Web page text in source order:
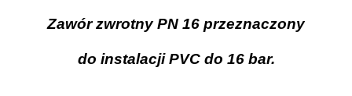
Zawór zwrotnyPN 16 przeznaczony
do instalacji PVC do 16 bar.